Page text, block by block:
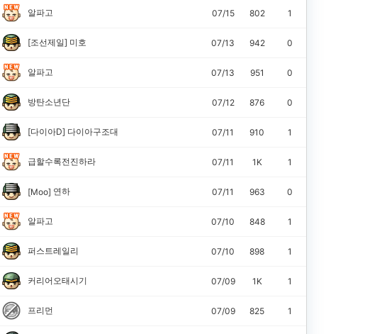
알파고 07/15 802 1
[조선제일] 미호 07/13 942 0
알파고 07/13 951 0
방탄소년단 07/12 876 0
[다이아D] 다이아구조대 07/11 910 1
급할수록전진하라 07/11 1K 1
[Moo] 연하 07/11 963 0
알파고 07/10 848 1
퍼스트레일리 07/10 898 1
커리어오태시기 07/09 1K 1
프리먼 07/09 825 1